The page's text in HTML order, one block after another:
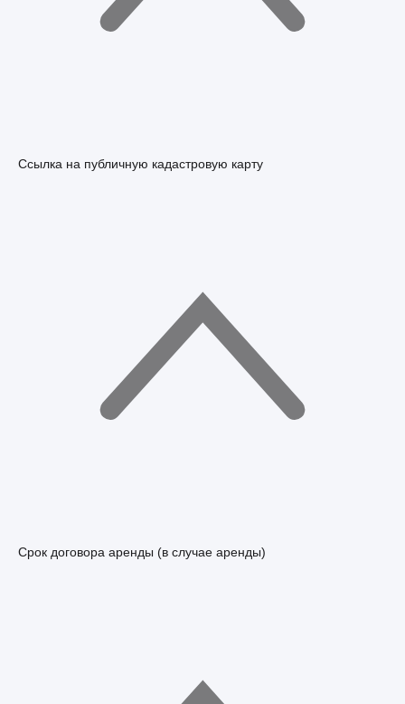
Ссылка на публичную кадастровую карту
Срок договора аренды (в случае аренды)